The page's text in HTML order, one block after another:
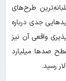
طرح‌های
جدی درباره
واقعی آن نیز
صدها میلیارد
رسید.